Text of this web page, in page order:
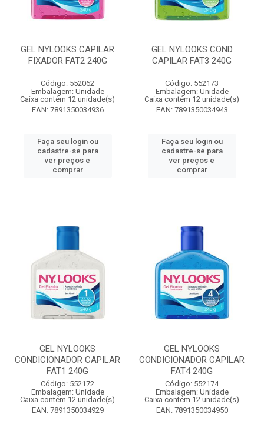
GEL NYLOOKS CAPILAR
FIXADOR FAT2 240G
Código: 552062
Embalagem: Unidade
Caixa contém 12 unidade(s)
EAN: 7891350034936
Faça seu login ou
cadastre-se para
ver preços e
comprar
GEL NYLOOKS COND
CAPILAR FAT3 240G
Código: 552173
Embalagem: Unidade
Caixa contém 12 unidade(s)
EAN: 7891350034943
Faça seu login ou
cadastre-se para
ver preços e
comprar
GEL NYLOOKS
CONDICIONADOR CAPILAR
FAT1 240G
Código: 552172
Embalagem: Unidade
Caixa contém 12 unidade(s)
EAN: 7891350034929
GEL NYLOOKS
CONDICIONADOR CAPILAR
FAT4 240G
Código: 552174
Embalagem: Unidade
Caixa contém 12 unidade(s)
EAN: 7891350034950